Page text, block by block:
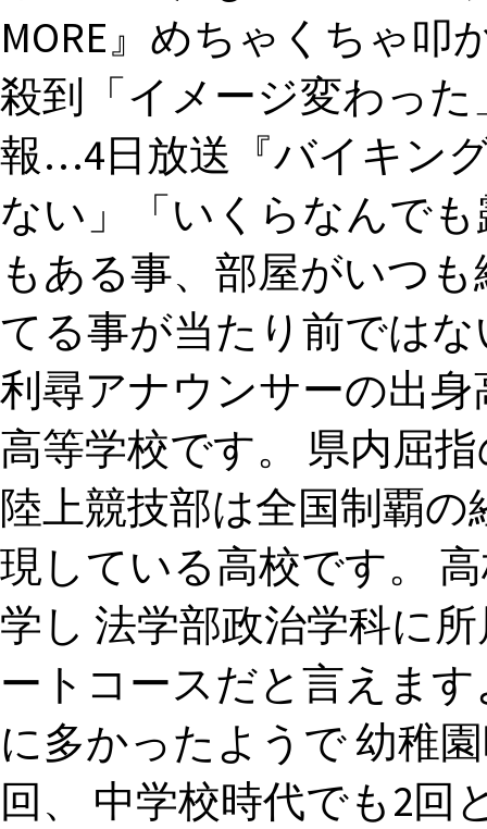
MORE』めちゃくちゃ
殺到「イメージ変わっ
報…4日放送『バイキン
ない」「いくらなんで
もある事、部屋がいつ
てる事が当たり前では
利尋アナウンサーの出
高等学校です。 県内屈
陸上競技部は全国制覇
現している高校です。
学し 法学部政治学科に
ートコースだと言えま
に多かったようで 幼稚
回、 中学校時代でも2回